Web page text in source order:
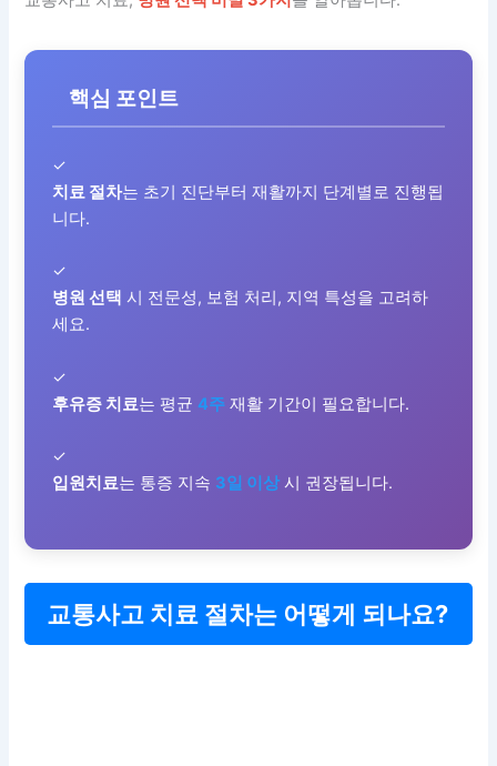
핵심 포인트
✓
치료 절차는 초기 진단부터 재활까지 단계별로 진행됩
니다.
✓
병원 선택 시 전문성, 보험 처리, 지역 특성을 고려하
세요.
✓
후유증 치료는 평균4주 재활 기간이 필요합니다.
✓
입원치료는 통증 지속 3일 이상 시 권장됩니다.
교통사고 치료 절차는 어떻게 되나요?